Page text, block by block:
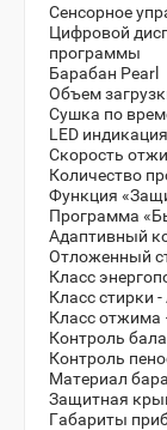
Сенсорное
Цифровой
программы
Барабан Pearl
Объем
Сушка по
LED
Скорость
Количество
Функция
Программа
Адаптивный
Отложенный
Класс
Класс стирки -
Класс отжима
Контроль
Контроль
Материал
Защитная
Габариты